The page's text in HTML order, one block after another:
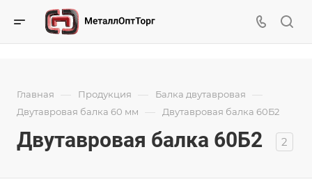
Главная — Продукция — Балка двутавровая —
Двутавровая балка 60 мм — Двутавровая балка 60Б2
Двутавровая балка 60Б2 2